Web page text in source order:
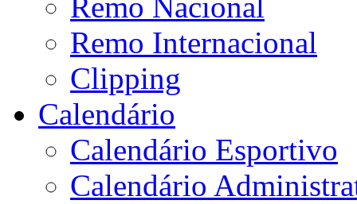
Remo Nacional
Remo Internacional
Clipping
Calendário
Calendário Esportivo
Calendário